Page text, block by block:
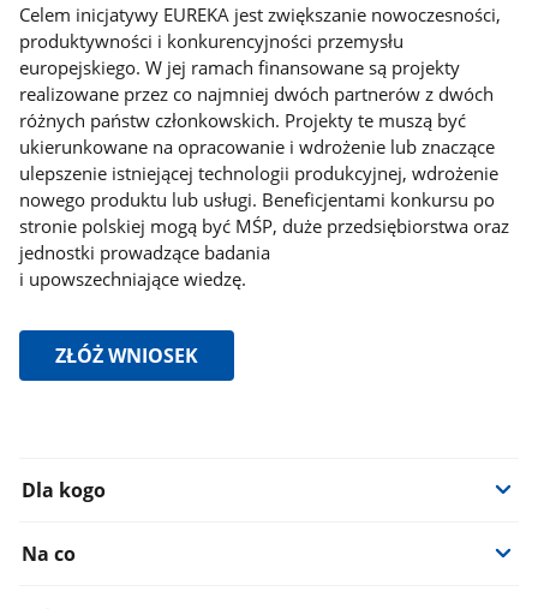
Celem inicjatywy EUREKA jest zwiększanie nowoczesności,
produktywności i konkurencyjności przemysłu
europejskiego. W jej ramach finansowane są projekty
realizowane przez co najmniej dwóch partnerów z dwóch
różnych państw członkowskich. Projekty te muszą być
ukierunkowane na opracowanie i wdrożenie lub znaczące
ulepszenie istniejącej technologii produkcyjnej, wdrożenie
nowego produktu lub usługi. Beneficjentami konkursu po
stronie polskiej mogą być MŚP, duże przedsiębiorstwa oraz
jednostki prowadzące badania
i upowszechniające wiedzę.
ZŁÓŻ WNIOSEK
Dla kogo
Na co